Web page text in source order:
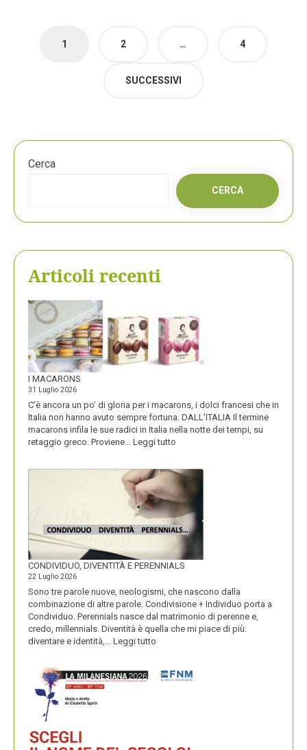
Paginazione
1 2 … 4
SUCCESSIVI
Cerca
CERCA
Articoli recenti
I MACARONS
31 Luglio 2026
C’è ancora un po’ di gloria per i macarons, i dolci francesi che in
Italia non hanno avuto sempre fortuna. DALL’ITALIA Il termine
macarons infila le sue radici in Italia nella notte dei tempi, su
retaggio greco. Proviene… Leggi tutto
MACARONS
CONDIVIDUO, DIVENTITÀ E PERENNIALS
22 Luglio 2026
Sono tre parole nuove, neologismi, che nascono dalla
combinazione di altre parole. Condivisione + Individuo porta a
Condividuo. Perennials nasce dal matrimonio di perenne e,
credo, millennials. Diventità è quella che mi piace di più:
diventare e identità,… Leggi tutto
E